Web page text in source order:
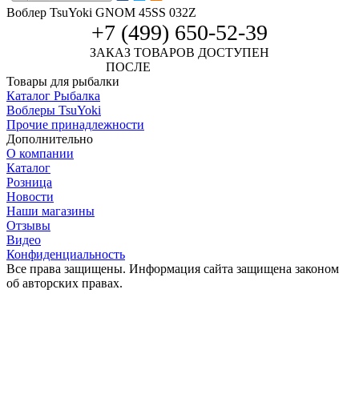
Воблер TsuYoki GNOM 45SS 032Z
+7 (499) 650-52-39
ЗАКАЗ ТОВАРОВ ДОСТУПЕН
ПОСЛЕ
Товары для рыбалки
Каталог Рыбалка
Воблеры TsuYoki
Прочие принадлежности
Дополнительно
О компании
Каталог
Розница
Новости
Наши магазины
Отзывы
Видео
Конфиденциальность
Все права защищены. Информация сайта защищена законом
об авторских правах.